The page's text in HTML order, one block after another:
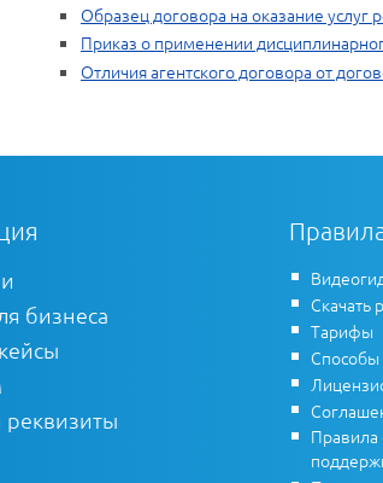
Образец договора на оказание услуг
Приказ о применении
Отличия агентского договора от
бизнеса
реквизиты
Скачать
Тарифы
Способы